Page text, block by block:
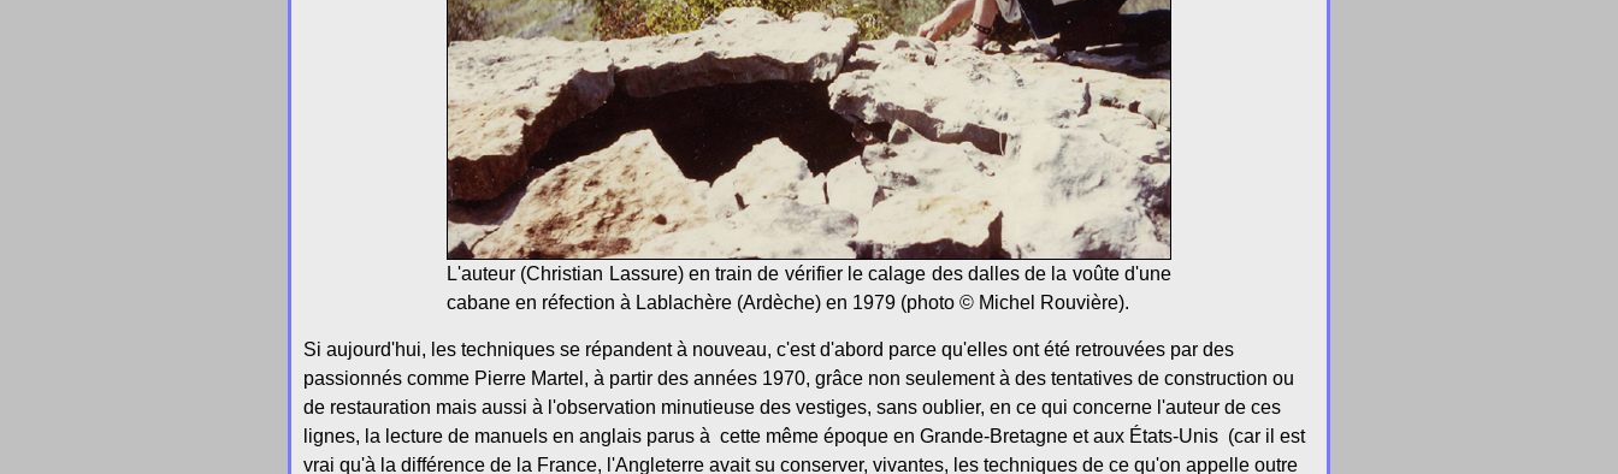
L'auteur (Christian Lassure) en train de vérifier le calage des dalles de la voûte d'une
cabane en réfection à Lablachère (Ardèche) en 1979 (photo © Michel Rouvière).
Si aujourd'hui, les techniques se répandent à nouveau, c'est d'abord parce qu'elles ont été retrouvées par des
passionnés comme Pierre Martel, à partir des années 1970, grâce non seulement à des tentatives de construction ou
de restauration mais aussi à l'observation minutieuse des vestiges, sans oublier, en ce qui concerne l'auteur de ces
lignes, la lecture de manuels en anglais parus à cette même époque en Grande-Bretagne et aux États-Unis (car il est
vrai qu'à la différence de la France, l'Angleterre avait su conserver, vivantes, les techniques de ce qu'on appelle outre